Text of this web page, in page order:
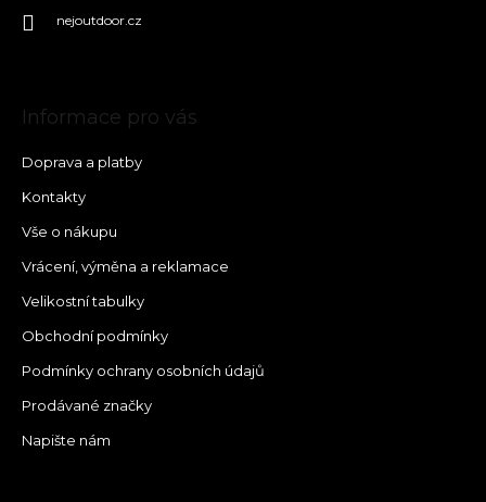
nejoutdoor.cz
Informace pro vás
Doprava a platby
Kontakty
Vše o nákupu
Vrácení, výměna a reklamace
Velikostní tabulky
Obchodní podmínky
Podmínky ochrany osobních údajů
Prodávané značky
Napište nám